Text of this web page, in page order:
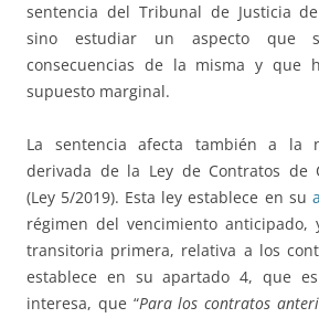
sentencia del Tribunal de Justicia
sino estudiar un aspecto que
consecuencias de la misma y que
supuesto marginal.
La sentencia afecta también a la
derivada de la Ley de Contratos de
(Ley 5/2019). Esta ley establece en su
régimen del vencimiento anticipado,
transitoria primera, relativa a los
establece en su apartado 4, que
interesa, que “Para los contratos